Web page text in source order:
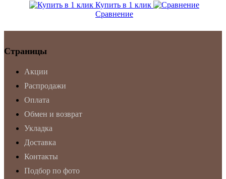
Купить в 1 клик
Сравнение
Страницы
Акции
Распродажи
Оплата
Обмен и возврат
Укладка
Доставка
Контакты
Подбор по фото